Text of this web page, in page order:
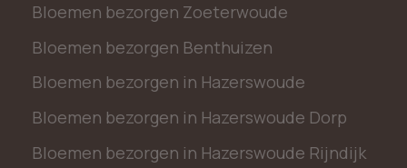
Bloemen bezorgen Zoeterwoude
Bloemen bezorgen Benthuizen
Bloemen bezorgen in Hazerswoude
Bloemen bezorgen in Hazerswoude Dorp
Bloemen bezorgen in Hazerswoude Rijndijk